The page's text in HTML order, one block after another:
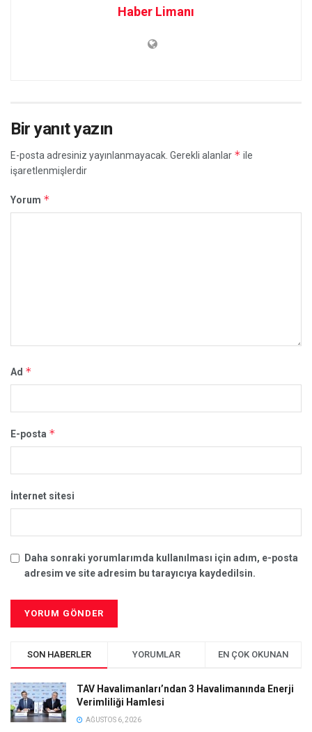
Haber Limanı
Bir yanıt yazın
E-posta adresiniz yayınlanmayacak. Gerekli alanlar * ile
işaretlenmişlerdir
Yorum *
Ad *
E-posta *
İnternet sitesi
Daha sonraki yorumlarımda kullanılması için adım, e-posta
adresim ve site adresim bu tarayıcıya kaydedilsin.
SON HABERLER YORUMLAR EN ÇOK OKUNAN
TAV Havalimanları’ndan 3 Havalimanında Enerji
Verimliliği Hamlesi
AĞUSTOS 6, 2026